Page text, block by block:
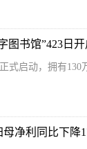
图书馆”423日开
式启动，拥有130
净利同比下降